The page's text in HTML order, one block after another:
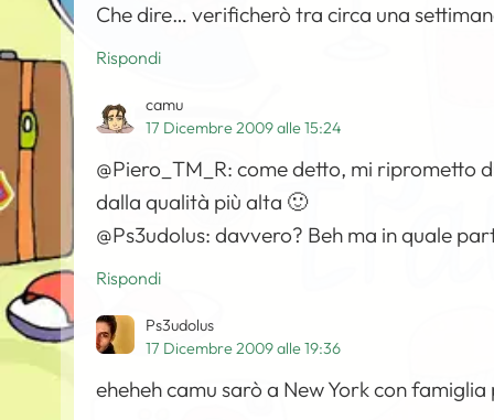
Che dire… verificherò tra circa una
Rispondi
camu
17 Dicembre 2009 alle 15:24
@Piero_TM_R: come detto, mi riprometto
dalla qualità più alta 🙂
@Ps3udolus: davvero? Beh ma in quale
Rispondi
Ps3udolus
17 Dicembre 2009 alle 19:36
eheheh camu sarò a New York con